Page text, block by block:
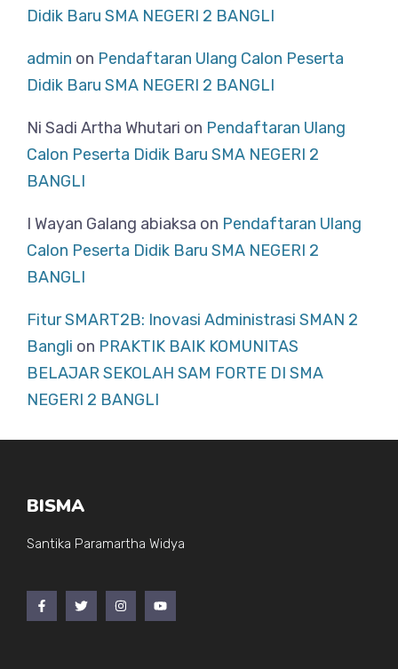
Didik Baru SMA NEGERI 2 BANGLI
admin on Pendaftaran Ulang Calon Peserta
Didik Baru SMA NEGERI 2 BANGLI
Ni Sadi Artha Whutari on Pendaftaran Ulang
Calon Peserta Didik Baru SMA NEGERI 2
BANGLI
I Wayan Galang abiaksa on Pendaftaran Ulang
Calon Peserta Didik Baru SMA NEGERI 2
BANGLI
Fitur SMART2B: Inovasi Administrasi SMAN 2
Bangli on PRAKTIK BAIK KOMUNITAS
BELAJAR SEKOLAH SAM FORTE DI SMA
NEGERI 2 BANGLI
BISMA
Santika Paramartha Widya